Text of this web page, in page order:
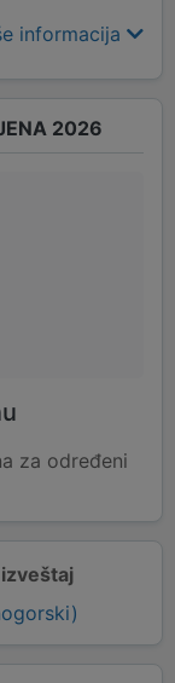
informacija
2026
za određeni